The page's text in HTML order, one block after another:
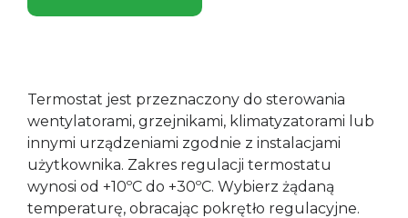
Termostat jest przeznaczony do sterowania
wentylatorami, grzejnikami, klimatyzatorami lub
innymi urządzeniami zgodnie z instalacjami
użytkownika. Zakres regulacji termostatu
wynosi od +10ºC do +30ºC. Wybierz żądaną
temperaturę, obracając pokrętło regulacyjne.